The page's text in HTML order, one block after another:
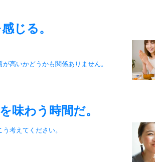
じる。
高いかどうかも関係ありません。
味わう時間だ。
考えてください。